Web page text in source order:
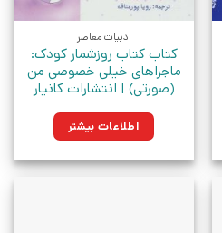
ادبیات معاصر
کتاب کتاب روزشمار کودک:
ماجراهای خیلی خصوصی من
(صورتی) | انتشارات کانیار
اطلاعات بیشتر